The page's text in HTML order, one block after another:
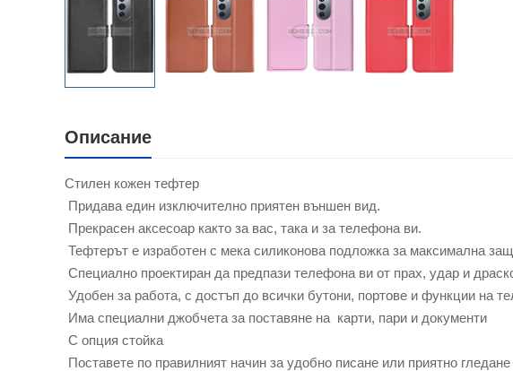
Описание
Стилен кожен тефтер
Придава един изключително приятен външен вид.
Прекрасен аксесоар както за вас, така и за телефона ви.
Тефтерът е изработен с мека силиконова подложка за максимална
Специално проектиран да предпази телефона ви от прах, удар и
Удобен за работа, с достъп до всички бутони, портове и функции на
Има специални джобчета за поставяне на карти, пари и документи
С опция стойка
Поставете по правилният начин за удобно писане или приятно